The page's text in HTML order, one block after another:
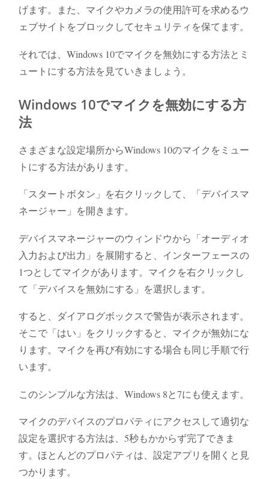
げます。また、マイクやカメラの使用許可を求めるウ
ェブサイトをブロックしてセキュリティを保てます。
それでは、Windows 10でマイクを無効にする方法とミ
ュートにする方法を見ていきましょう。
Windows 10でマイクを無効にする方
法
さまざまな設定場所からWindows 10のマイクをミュー
トにする方法があります。
「スタートボタン」を右クリックして、「デバイスマ
ネージャー」を開きます。
デバイスマネージャーのウィンドウから「オーディオ
入力および出力」を展開すると、インターフェースの
1つとしてマイクがあります。マイクを右クリックし
て「デバイスを無効にする」を選択します。
すると、ダイアログボックスで警告が表示されます。
そこで「はい」をクリックすると、マイクが無効にな
ります。マイクを再び有効にする場合も同じ手順で行
います。
このシンプルな方法は、Windows 8と7にも使えます。
マイクのデバイスのプロパティにアクセスして適切な
設定を選択する方法は、5秒もかからず完了できま
す。ほとんどのプロパティは、設定アプリを開くと見
つかります。